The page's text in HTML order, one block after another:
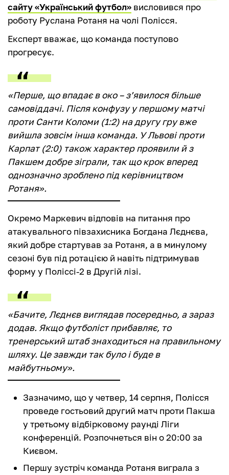
сайту «Український футбол» висловився про
роботу Руслана Ротаня на чолі Полісся.
Експерт вважає, що команда поступово
прогресує.
«Перше, що впадає в око – з’явилося більше
самовіддачі. Після конфузу у першому матчі
проти Санти Коломи (1:2) на другу гру вже
вийшла зовсім інша команда. У Львові проти
Карпат (2:0) також характер проявили й з
Пакшем добре зіграли, так що крок вперед
однозначно зроблено під керівництвом
Ротаня».
Окремо Маркевич відповів на питання про
атакувального півзахисника Богдана Лєднєва,
який добре стартував за Ротаня, а в минулому
сезоні був під ротацією й навіть підтримував
форму у Поліссі-2 в Другій лізі.
«Бачите, Лєднєв виглядав посередньо, а зараз
додав. Якщо футболіст прибавляє, то
тренерський штаб знаходиться на правильному
шляху. Це завжди так було і буде в
майбутньому».
Зазначимо, що у четвер, 14 серпня, Полісся
проведе гостьовий другий матч проти Пакша
у третьому відбірковому раунді Ліги
конференцій. Розпочнеться він о 20:00 за
Києвом.
Першу зустріч команда Ротаня виграла з